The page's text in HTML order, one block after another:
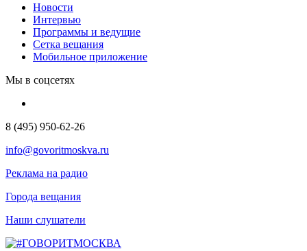
Новости
Интервью
Программы и ведущие
Сетка вещания
Мобильное приложение
Мы в соцсетях
8 (495) 950-62-26
info@govoritmoskva.ru
Реклама на радио
Города вещания
Наши слушатели